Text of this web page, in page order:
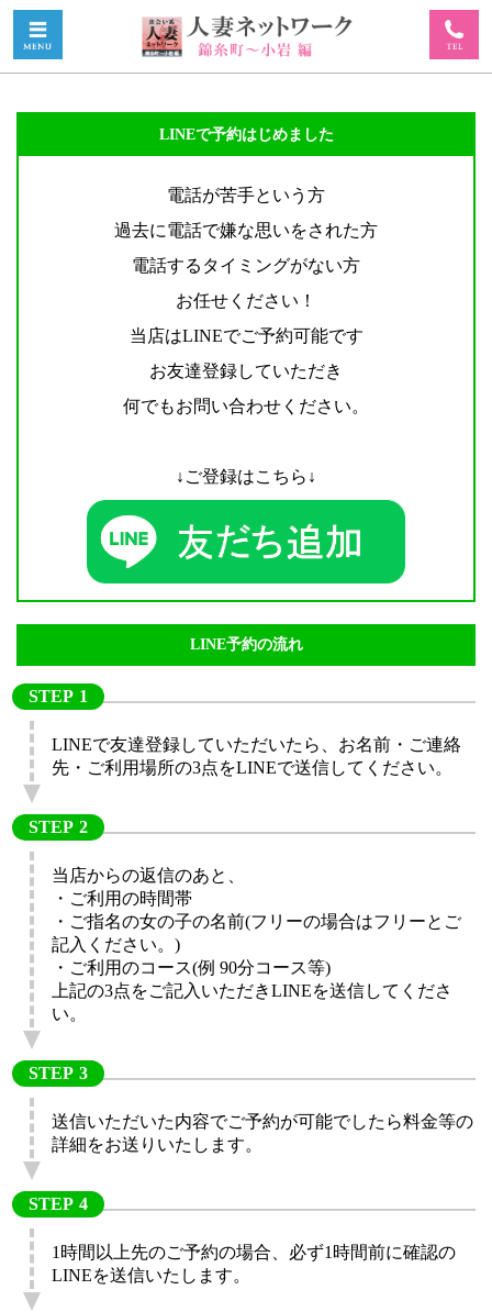
LINEで予約はじめました
電話が苦手という方
過去に電話で嫌な思いをされた方
電話するタイミングがない方
お任せください！
当店はLINEでご予約可能です
お友達登録していただき
何でもお問い合わせください。
↓ご登録はこちら↓
LINE予約の流れ
STEP
LINEで友達登録していただいたら、お名前・ご連絡
先・ご利用場所の3点をLINEで送信してください。
STEP
当店からの返信のあと、
・ご利用の時間帯
・ご指名の女の子の名前(フリーの場合はフリーとご
記入ください。)
・ご利用のコース(例 90分コース等)
上記の3点をご記入いただきLINEを送信してくださ
い。
STEP
送信いただいた内容でご予約が可能でしたら料金等の
詳細をお送りいたします。
STEP
1時間以上先のご予約の場合、必ず1時間前に確認の
LINEを送信いたします。